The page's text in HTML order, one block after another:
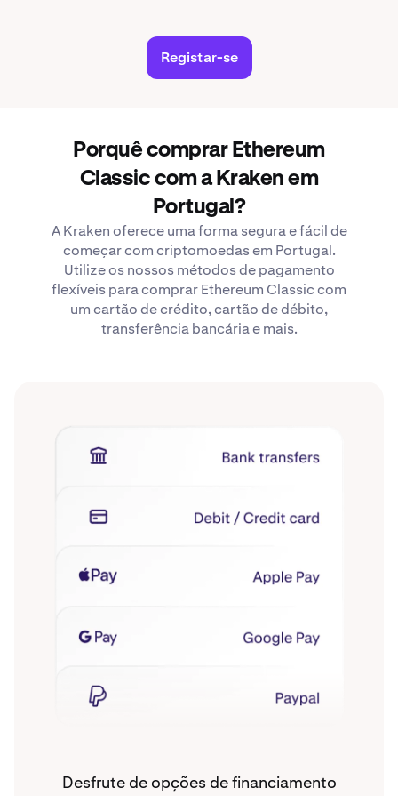
Registar-se
Porquê comprar Ethereum
Classic com a Kraken em
Portugal?
A Kraken oferece uma forma segura e fácil de
começar com criptomoedas em Portugal.
Utilize os nossos métodos de pagamento
flexíveis para comprar Ethereum Classic com
um cartão de crédito, cartão de débito,
transferência bancária e mais.
Desfrute de opções de financiamento